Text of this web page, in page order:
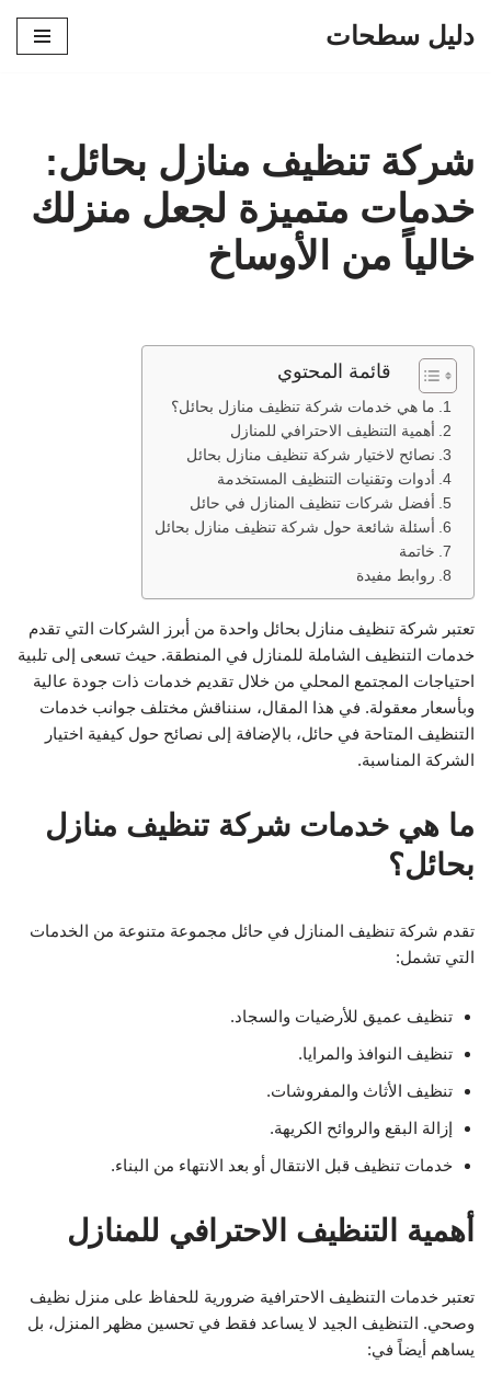
دليل سطحات
شركة تنظيف منازل بحائل:
خدمات متميزة لجعل منزلك
خالياً من الأوساخ
قائمة المحتوي
ما هي خدمات شركة تنظيف منازل بحائل؟
أهمية التنظيف الاحترافي للمنازل
نصائح لاختيار شركة تنظيف منازل بحائل
أدوات وتقنيات التنظيف المستخدمة
أفضل شركات تنظيف المنازل في حائل
أسئلة شائعة حول شركة تنظيف منازل بحائل
خاتمة
روابط مفيدة
تعتبر شركة تنظيف منازل بحائل واحدة من أبرز الشركات التي تقدم
خدمات التنظيف الشاملة للمنازل في المنطقة. حيث تسعى إلى تلبية
احتياجات المجتمع المحلي من خلال تقديم خدمات ذات جودة عالية
وبأسعار معقولة. في هذا المقال، سنناقش مختلف جوانب خدمات
التنظيف المتاحة في حائل، بالإضافة إلى نصائح حول كيفية اختيار
الشركة المناسبة.
ما هي خدمات شركة تنظيف منازل
بحائل؟
تقدم شركة تنظيف المنازل في حائل مجموعة متنوعة من الخدمات
التي تشمل:
تنظيف عميق للأرضيات والسجاد.
تنظيف النوافذ والمرايا.
تنظيف الأثاث والمفروشات.
إزالة البقع والروائح الكريهة.
خدمات تنظيف قبل الانتقال أو بعد الانتهاء من البناء.
أهمية التنظيف الاحترافي للمنازل
تعتبر خدمات التنظيف الاحترافية ضرورية للحفاظ على منزل نظيف
وصحي. التنظيف الجيد لا يساعد فقط في تحسين مظهر المنزل، بل
يساهم أيضاً في: